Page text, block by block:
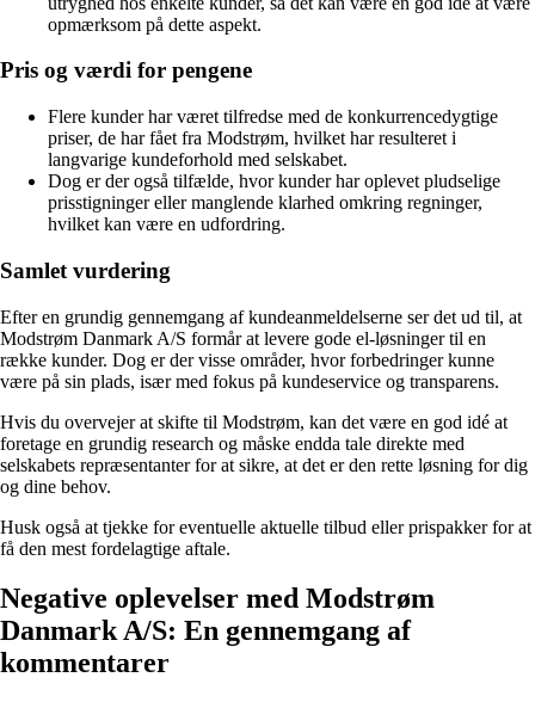
opmærksom på dette aspekt.
Pris og værdi for pengene
Flere kunder har været tilfredse med de konkurrencedygtige
priser, de har fået fra Modstrøm, hvilket har resulteret i
langvarige kundeforhold med selskabet.
Dog er der også tilfælde, hvor kunder har oplevet pludselige
prisstigninger eller manglende klarhed omkring regninger,
hvilket kan være en udfordring.
Samlet vurdering
Efter en grundig gennemgang af kundeanmeldelserne ser det ud til, at
Modstrøm Danmark A/S formår at levere gode el-løsninger til en
række kunder. Dog er der visse områder, hvor forbedringer kunne
være på sin plads, især med fokus på kundeservice og transparens.
Hvis du overvejer at skifte til Modstrøm, kan det være en god idé at
foretage en grundig research og måske endda tale direkte med
selskabets repræsentanter for at sikre, at det er den rette løsning for dig
og dine behov.
Husk også at tjekke for eventuelle aktuelle tilbud eller prispakker for at
få den mest fordelagtige aftale.
Negative oplevelser med Modstrøm
Danmark A/S: En gennemgang af
kommentarer